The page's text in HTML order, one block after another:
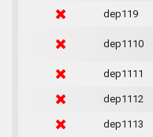
dep119
dep1110
dep1111
dep1112
dep1113